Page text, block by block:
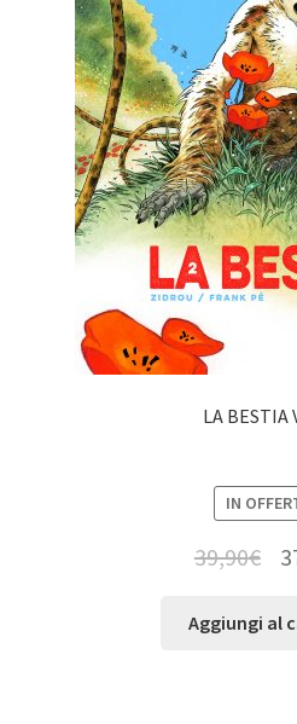
LA BESTIA
IN
39,90€
Aggiungi al